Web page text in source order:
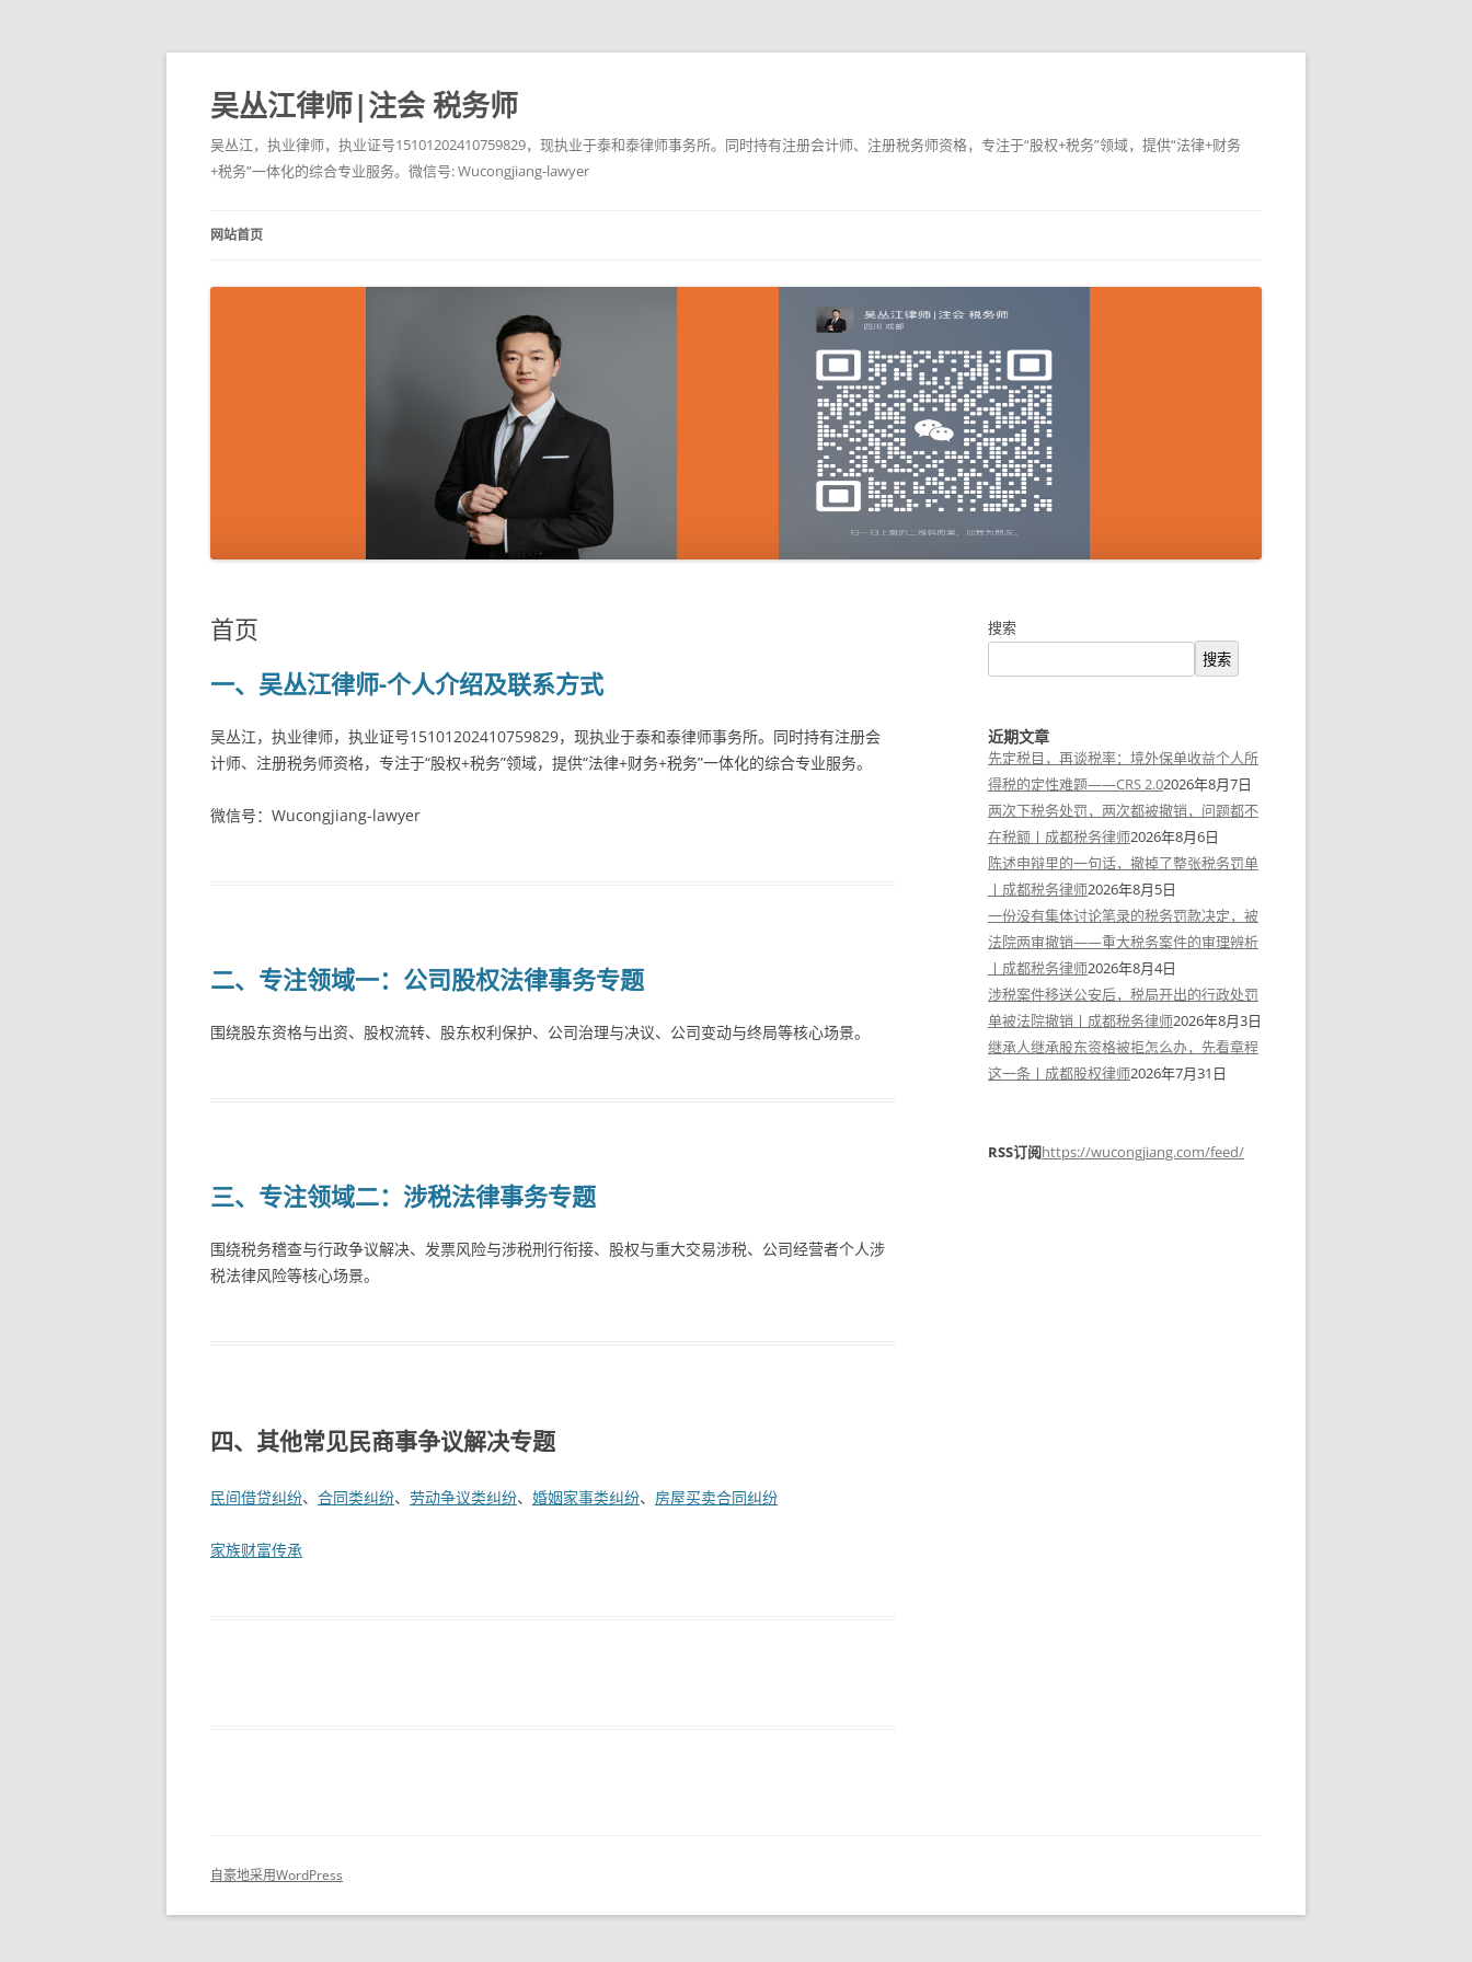
吴丛江律师|注会 税务师
吴丛江，执业律师，执业证号15101202410759829，现执业于泰和泰律师事务所。同时持有注册会计师、注册税务师资格，专注于“股权+税务”领域，提供“法律+财务
+税务”一体化的综合专业服务。微信号: Wucongjiang-lawyer
网站首页
首页
一、吴丛江律师-个人介绍及联系方式
吴丛江，执业律师，执业证号15101202410759829，现执业于泰和泰律师事务所。同时持有注册会
计师、注册税务师资格，专注于“股权+税务”领域，提供“法律+财务+税务”一体化的综合专业服务。
微信号：Wucongjiang-lawyer
二、专注领域一：公司股权法律事务专题
围绕股东资格与出资、股权流转、股东权利保护、公司治理与决议、公司变动与终局等核心场景。
三、 专注领域二：涉税法律事务专题
围绕税务稽查与行政争议解决、发票风险与涉税刑行衔接、股权与重大交易涉税、公司经营者个人涉
税法律风险等核心场景。
四、其他常见民商事争议解决专题
民间借贷纠纷、 合同类纠纷、 劳动争议类纠纷、 婚姻家事类纠纷、 房屋买卖合同纠纷
家族财富传承
搜索
搜索
近期文章
先定税目，再谈税率：境外保单收益个人所
得税的定性难题——CRS 2.02026年8月7日
两次下税务处罚，两次都被撤销，问题都不
在税额丨成都税务律师2026年8月6日
陈述申辩里的一句话，撤掉了整张税务罚单
丨成都税务律师2026年8月5日
一份没有集体讨论笔录的税务罚款决定，被
法院两审撤销——重大税务案件的审理辨析
丨成都税务律师2026年8月4日
涉税案件移送公安后，税局开出的行政处罚
单被法院撤销丨成都税务律师2026年8月3日
继承人继承股东资格被拒怎么办，先看章程
这一条丨成都股权律师2026年7月31日
RSS订阅https://wucongjiang.com/feed/
自豪地采用WordPress